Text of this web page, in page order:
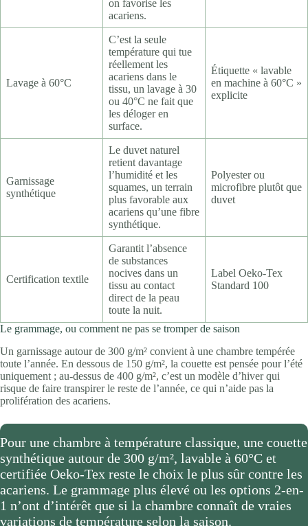
on favorise les
acariens.
Lavage à 60°C
C’est la seule
température qui tue
réellement les
acariens dans le
tissu, un lavage à 30
ou 40°C ne fait que
les déloger en
surface.
Étiquette « lavable
en machine à 60°C »
explicite
Garnissage
synthétique
Le duvet naturel
retient davantage
l’humidité et les
squames, un terrain
plus favorable aux
acariens qu’une fibre
synthétique.
Polyester ou
microfibre plutôt que
duvet
Certification textile
Garantit l’absence
de substances
nocives dans un
tissu au contact
direct de la peau
toute la nuit.
Label Oeko-Tex
Standard 100
Le grammage, ou comment ne pas se tromper de saison
Un garnissage autour de 300 g/m² convient à une chambre tempérée
toute l’année. En dessous de 150 g/m², la couette est pensée pour l’été
uniquement ; au-dessus de 400 g/m², c’est un modèle d’hiver qui
risque de faire transpirer le reste de l’année, ce qui n’aide pas la
prolifération des acariens.
Pour une chambre à température classique, une couette
synthétique autour de 300 g/m², lavable à 60°C et
certifiée Oeko-Tex reste le choix le plus sûr contre les
acariens. Le grammage plus élevé ou les options 2-en-
1 n’ont d’intérêt que si la chambre connaît de vraies
variations de température selon la saison.